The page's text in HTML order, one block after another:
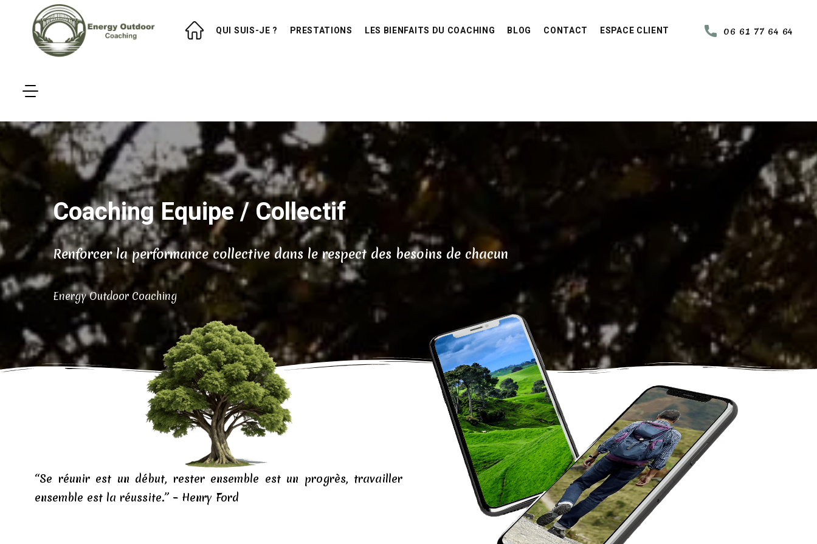
QUI SUIS-JE ? PRESTATIONS LES BIENFAITS DU COACHING BLOG CONTACT ESPACE CLIENT 06 61 77 64 64
Coaching Equipe / Collectif
Renforcerlaperformance collective dans le respect des besoins de chacun
Energy Outdoor Coaching
“Se réunir est un début, rester ensemble est un progrès, travailler
ensemble est la réussite.” – Henry Ford